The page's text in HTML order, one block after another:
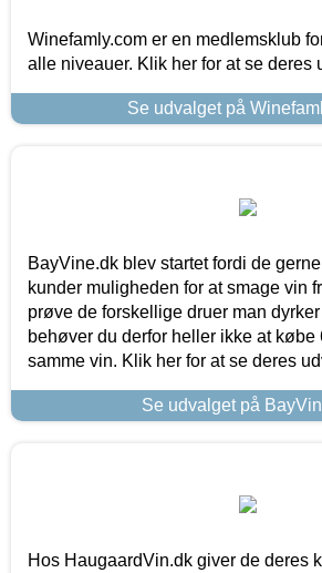
Winefamly.com er en medlemsklub
alle niveauer. Klik her for at se deres
Se udvalget på
BayVine.dk blev startet fordi de
kunder muligheden for at smage vin
prøve de forskellige druer man
behøver du derfor heller ikke at købe
samme vin. Klik her for at se deres
Se udvalget på
Hos HaugaardVin.dk giver de deres